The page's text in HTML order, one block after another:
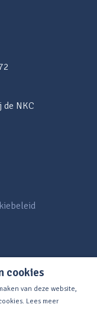
de NKC
cookies
van deze website,
Lees meer